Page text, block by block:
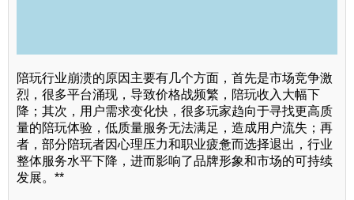
陪玩行业崩溃的原因主要有几个方面，首先是市场竞争激
烈，很多平台涌现，导致价格战频繁，陪玩收入大幅下
降；其次，用户需求变化快，很多玩家趋向于寻找更高质
量的陪玩体验，低质量服务无法满足，造成用户流失；再
者，部分陪玩者因心理压力和职业疲惫而选择退出，行业
整体服务水平下降，进而影响了品牌形象和市场的可持续
发展。**